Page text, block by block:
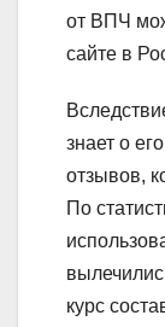
от ВПЧ
сайте в
знает о
отзывов,
По
курс